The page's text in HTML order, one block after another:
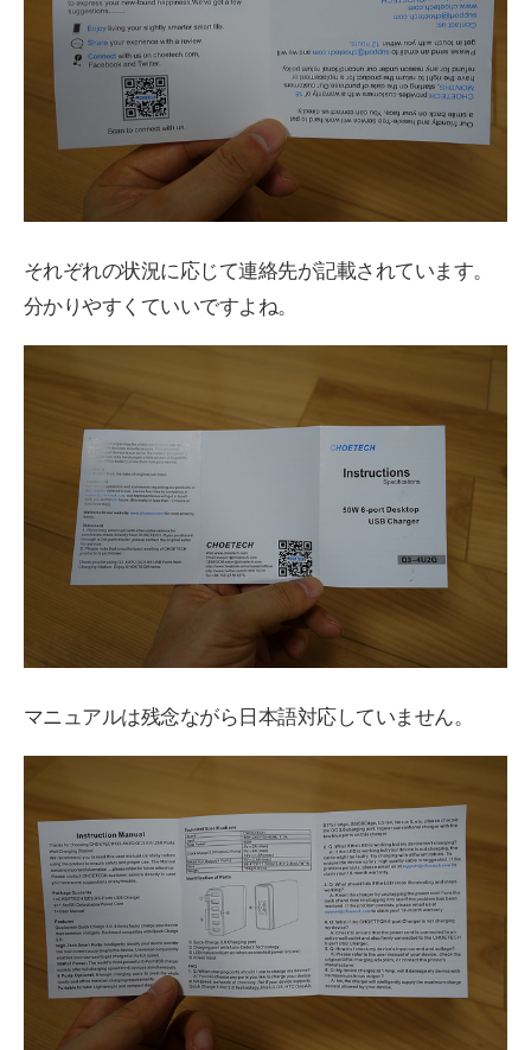
それぞれの状況に応じて連絡先が記載されています。
分かりやすくていいですよね。
マニュアルは残念ながら日本語対応していません。